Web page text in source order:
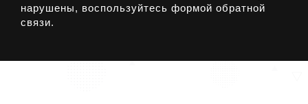
нарушены, воспользуйтесь формой обратной
связи.